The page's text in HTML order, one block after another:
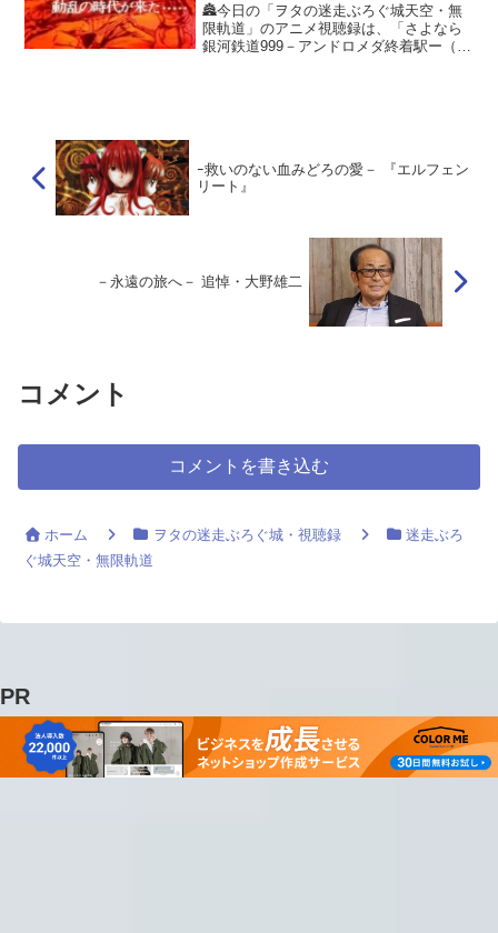
🏯今日の「ヲタの迷走ぶろぐ城天空・無
限軌道」のアニメ視聴録は、「さよなら
銀河鉄道999－アンドロメダ終着駅ー（劇
ｰ救いのない血みどろの愛－ 『エルフェン
リート』
－永遠の旅へ－ 追悼・大野雄二
コメント
コメントを書き込む
ホーム ヲタの迷走ぶろぐ城・視聴録
迷走ぶろ
ぐ城天空・無限軌道
PR